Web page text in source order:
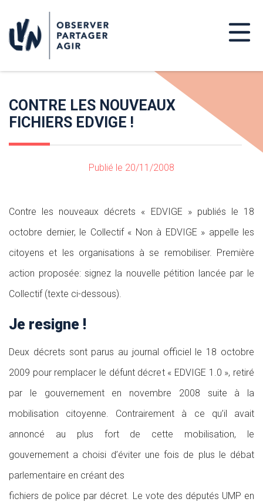
CONTRE LES NOUVEAUX
FICHIERS EDVIGE !
Publié le 20/11/2008
Contre les nouveaux décrets « EDVIGE » publiés le 18
octobre dernier, le Collectif « Non à EDVIGE » appelle les
citoyens et les organisations à se remobiliser. Première
action proposée: signez la nouvelle pétition lancée par le
Collectif (texte ci-dessous).
Je resigne !
Deux décrets sont parus au journal officiel le 18 octobre
2009 pour remplacer le défunt décret « EDVIGE 1.0 », retiré
par le gouvernement en novembre 2008 suite à la
mobilisation citoyenne. Contrairement à ce qu’il avait
annoncé au plus fort de cette mobilisation, le
gouvernement a choisi d’éviter une fois de plus le débat
parlementaire en créant des
fichiers de police par décret. Le vote des députés UMP en